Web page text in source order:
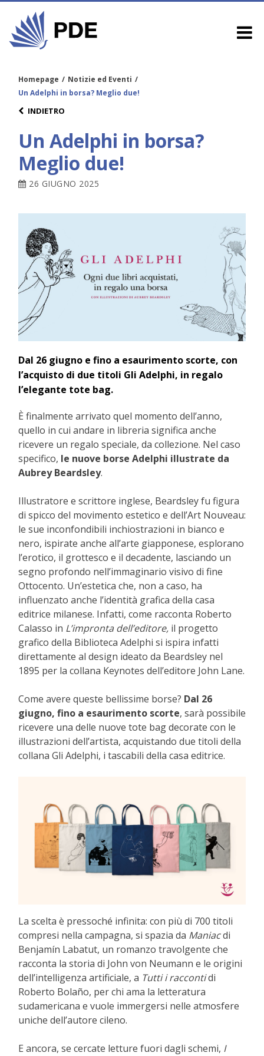
Homepage / Notizie ed Eventi /
Un Adelphi in borsa? Meglio due!
INDIETRO
Un Adelphi in borsa?
Meglio due!
26 GIUGNO 2025
Dal 26 giugno e fino a esaurimento scorte, con
l’acquisto di due titoli Gli Adelphi, in regalo
l’elegante tote bag.
È finalmente arrivato quel momento dell’anno,
quello in cui andare in libreria significa anche
ricevere un regalo speciale, da collezione. Nel caso
specifico, le nuove borse Adelphi illustrate da
Aubrey Beardsley.
Illustratore e scrittore inglese, Beardsley fu figura
di spicco del movimento estetico e dell’Art Nouveau:
le sue inconfondibili inchiostrazioni in bianco e
nero, ispirate anche all’arte giapponese, esplorano
l’erotico, il grottesco e il decadente, lasciando un
segno profondo nell’immaginario visivo di fine
Ottocento. Un’estetica che, non a caso, ha
influenzato anche l’identità grafica della casa
editrice milanese. Infatti, come racconta Roberto
Calasso in L’impronta dell’editore, il progetto
grafico della Biblioteca Adelphi si ispira infatti
direttamente al design ideato da Beardsley nel
1895 per la collana Keynotes dell’editore John Lane.
Come avere queste bellissime borse? Dal 26
giugno, fino a esaurimento scorte, sarà possibile
ricevere una delle nuove tote bag decorate con le
illustrazioni dell’artista, acquistando due titoli della
collana Gli Adelphi, i tascabili della casa editrice.
La scelta è pressoché infinita: con più di 700 titoli
compresi nella campagna, si spazia da Maniacdi
Benjamín Labatut, un romanzo travolgente che
racconta la storia di John von Neumann e le origini
dell’intelligenza artificiale, a Tutti i raccontidi
Roberto Bolaño, per chi ama la letteratura
sudamericana e vuole immergersi nelle atmosfere
uniche dell’autore cileno.
E ancora, se cercate letture fuori dagli schemi, I